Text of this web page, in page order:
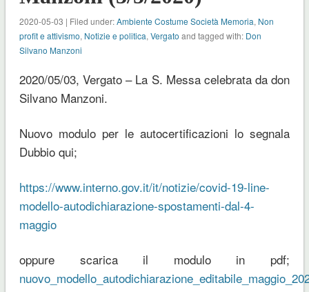
2020-05-03 | Filed under:Ambiente Costume Società Memoria, Non
profit e attivismo, Notizie e politica, Vergato and tagged with: Don
Silvano Manzoni
2020/05/03, Vergato – La S. Messa celebrata da don
Silvano Manzoni.
Nuovo modulo per le autocertificazioni lo segnala
Dubbio qui;
https://www.interno.gov.it/it/notizie/covid-19-line-
modello-autodichiarazione-spostamenti-dal-4-
maggio
oppure scarica il modulo in pdf;